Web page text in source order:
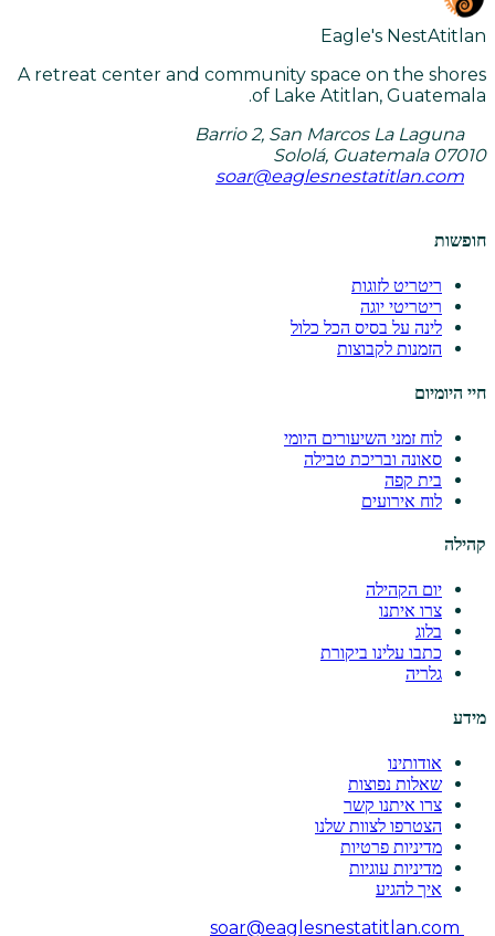
Eagle's NestAtitlan
A retreat center and community space on the shores
of Lake Atitlan, Guatemala.
Barrio 2, San Marcos La Laguna
Sololá, Guatemala 07010
soar@eaglesnestatitlan.com
חופשות
ריטריט לזוגות
ריטריטי יוגה
לינה על בסיס הכל כלול
הזמנות לקבוצות
חיי היומיום
לוח זמני השיעורים היומי
סאונה ובריכת טבילה
בית קפה
לוח אירועים
קהילה
יום הקהילה
צרו איתנו
בלוג
כתבו עלינו ביקורת
גלריה
מידע
אודותינו
שאלות נפוצות
צרו איתנו קשר
הצטרפו לצוות שלנו
מדיניות פרטיות
מדיניות עוגיות
איך להגיע